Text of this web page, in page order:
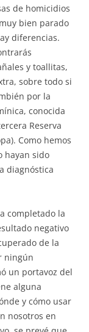
de homicidios
bien parado
diferencias.
y toallitas,
sobre todo si
por la
conocida
Reserva
Como hemos
hayan sido
diagnóstica
completado la
negativo
de la
ningún
un portavoz del
alguna
y cómo usar
nosotros en